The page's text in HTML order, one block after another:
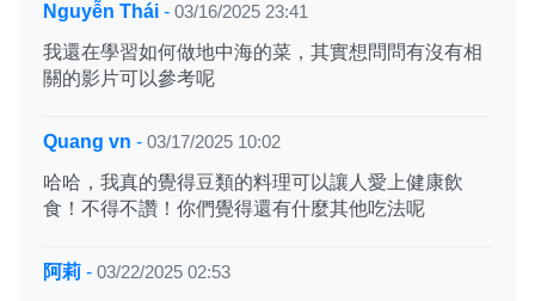
Nguyễn Thái - 03/16/2025 23:41
我還在學習如何做地中海的菜，其實想問問有沒有相
關的影片可以參考呢
Quang vn - 03/17/2025 10:02
哈哈，我真的覺得豆類的料理可以讓人愛上健康飲
食！不得不讚！你們覺得還有什麼其他吃法呢
阿莉 - 03/22/2025 02:53